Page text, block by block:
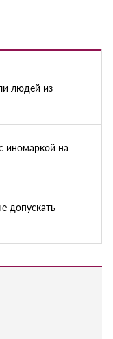
людей из
иномаркой на
допускать